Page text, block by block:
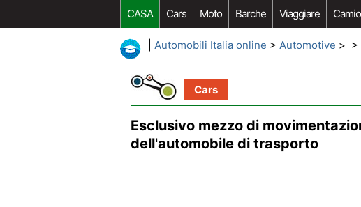
CASA Cars Moto Barche Viaggiare
Automobili Italia online > Automotive > >
Cars
Esclusivo mezzo di
dell'automobile di trasporto